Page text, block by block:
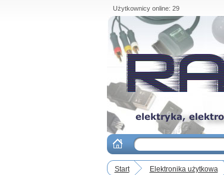
Użytkownicy online: 29
Start Elektronika użytkowa